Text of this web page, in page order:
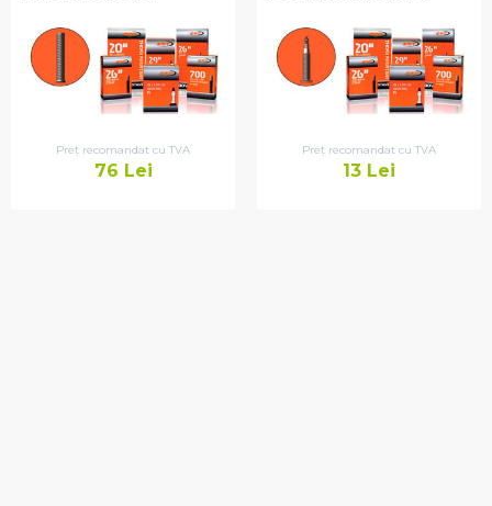
Preț recomandat cu TVA
76 Lei
Preț recomandat cu TVA
13 Lei